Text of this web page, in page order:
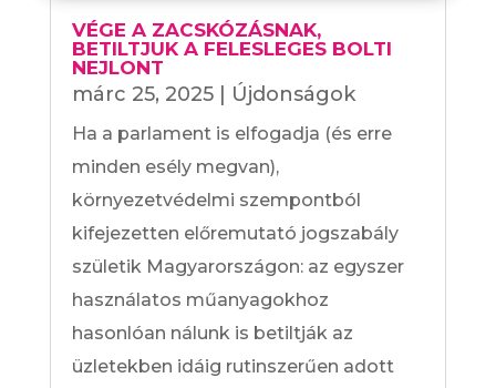
VÉGE A ZACSKÓZÁSNAK,
BETILTJUK A FELESLEGES BOLTI
NEJLONT
márc 25, 2025| Újdonságok
Ha a parlament is elfogadja (és erre
minden esély megvan),
környezetvédelmi szempontból
kifejezetten előremutató jogszabály
születik Magyarországon: az egyszer
használatos műanyagokhoz
hasonlóan nálunk is betiltják az
üzletekben idáig rutinszerűen adott